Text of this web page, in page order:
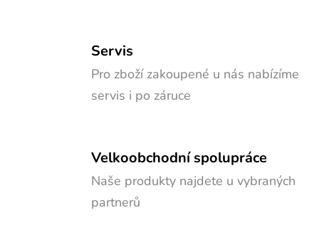
Servis
Pro zboží zakoupené u nás nabízíme
servis i po záruce
Velkoobchodní spolupráce
Naše produkty najdete u vybraných
partnerů